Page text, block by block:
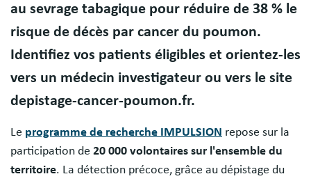
au sevrage tabagique pour réduire de 38 % le
risque de décès par cancer du poumon.
Identifiez vos patients éligibles et orientez-les
vers un médecin investigateur ou vers le site
depistage-cancer-poumon.fr.
Le programme de recherche IMPULSION repose sur la
participation de 20 000 volontaires sur l'ensemble du
territoire. La détection précoce, grâce au dépistage du